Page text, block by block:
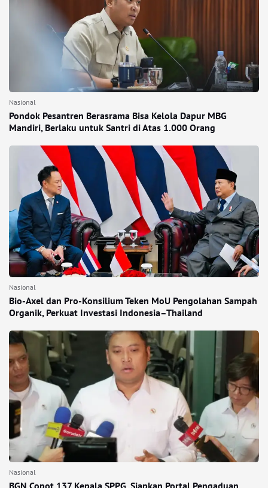
Nasional
Pondok Pesantren Berasrama Bisa Kelola Dapur MBG
Mandiri, Berlaku untuk Santri di Atas 1.000 Orang
Nasional
Bio-Axel dan Pro-Konsilium Teken MoU Pengolahan Sampah
Organik, Perkuat Investasi Indonesia–Thailand
Nasional
BGN Copot 137 Kepala SPPG, Siapkan Portal Pengaduan